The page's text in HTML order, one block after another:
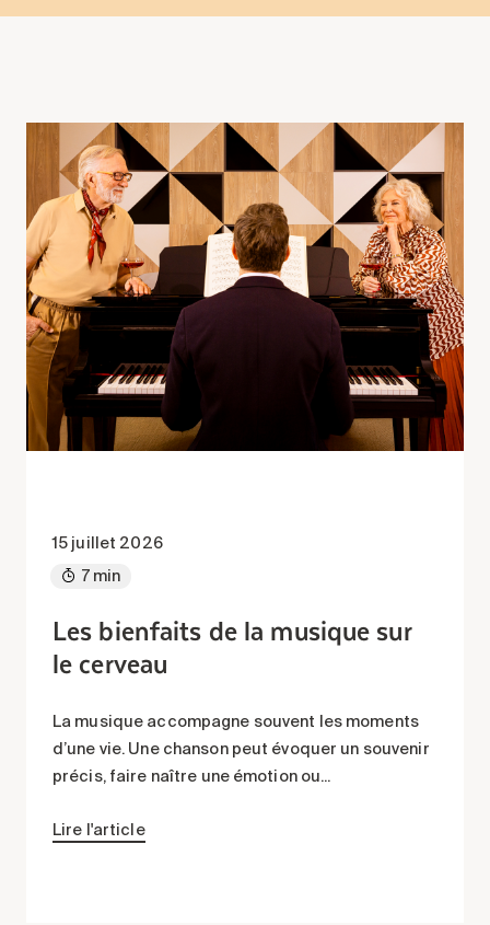
Entretien
Longue durée
Courte durée
Notre approche
Les 8 étapes d’emménagement
Nos résidences
Emplois
À propos
Nouvelles
FAQ
15 juillet 2026
7 min
Les bienfaits de la musique sur
le cerveau
La musique accompagne souvent les moments
d’une vie. Une chanson peut évoquer un souvenir
précis, faire naître une émotion ou...
Lire l'article